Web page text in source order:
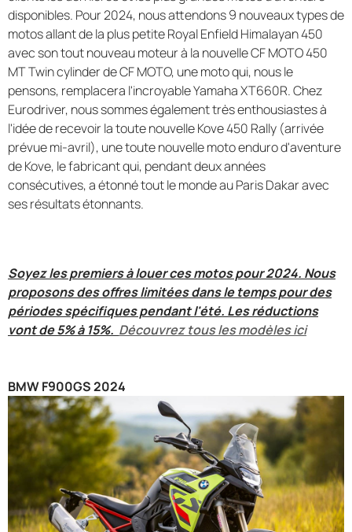
disponibles. Pour 2024, nous attendons 9 nouveaux types de
motos allant de la plus petite Royal Enfield Himalayan 450
avec son tout nouveau moteur à la nouvelle CF MOTO 450
MT Twin cylinder de CF MOTO, une moto qui, nous le
pensons, remplacera l'incroyable Yamaha XT660R. Chez
Eurodriver, nous sommes également très enthousiastes à
l'idée de recevoir la toute nouvelle Kove 450 Rally (arrivée
prévue mi-avril), une toute nouvelle moto enduro d'aventure
de Kove, le fabricant qui, pendant deux années
consécutives, a étonné tout le monde au Paris Dakar avec
ses résultats étonnants.
Soyez les premiers à louer ces motos pour 2024. Nous
proposons des offres limitées dans le temps pour des
périodes spécifiques pendant l'été. Les réductions
vont de 5% à 15%. Découvrez tous les modèles ici
BMW F900GS 2024